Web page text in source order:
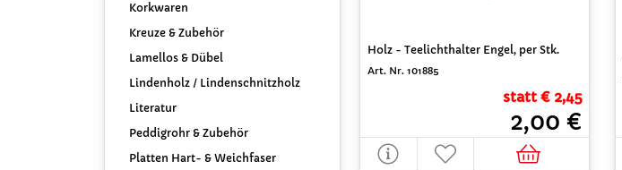
Korkwaren
Kreuze & Zubehör
Lamellos & Dübel
Lindenholz / Lindenschnitzholz
Literatur
Peddigrohr & Zubehör
Platten Hart- & Weichfaser
Holz - Teelichthalter Engel, per Stk.
Art. Nr. 101885
statt € 2,45
2,00 €